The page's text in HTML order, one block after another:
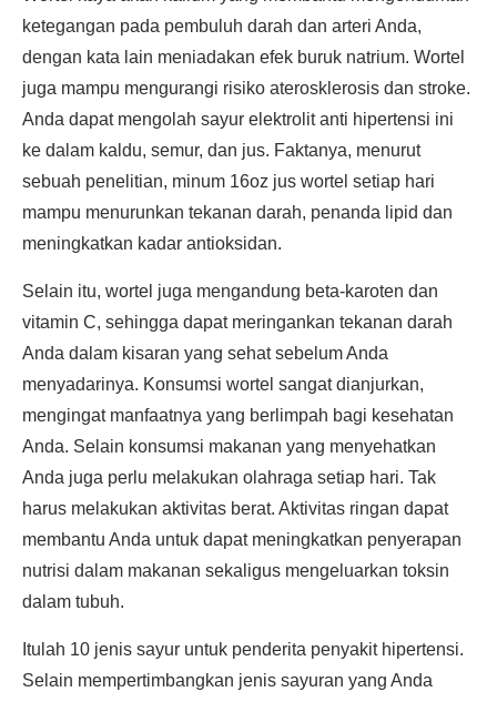
ketegangan pada pembuluh darah dan arteri Anda,
dengan kata lain meniadakan efek buruk natrium. Wortel
juga mampu mengurangi risiko aterosklerosis dan stroke.
Anda dapat mengolah sayur elektrolit anti hipertensi ini
ke dalam kaldu, semur, dan jus. Faktanya, menurut
sebuah penelitian, minum 16oz jus wortel setiap hari
mampu menurunkan tekanan darah, penanda lipid dan
meningkatkan kadar antioksidan.
Selain itu, wortel juga mengandung beta-karoten dan
vitamin C, sehingga dapat meringankan tekanan darah
Anda dalam kisaran yang sehat sebelum Anda
menyadarinya. Konsumsi wortel sangat dianjurkan,
mengingat manfaatnya yang berlimpah bagi kesehatan
Anda. Selain konsumsi makanan yang menyehatkan
Anda juga perlu melakukan olahraga setiap hari. Tak
harus melakukan aktivitas berat. Aktivitas ringan dapat
membantu Anda untuk dapat meningkatkan penyerapan
nutrisi dalam makanan sekaligus mengeluarkan toksin
dalam tubuh.
Itulah 10 jenis sayur untuk penderita penyakit hipertensi.
Selain mempertimbangkan jenis sayuran yang Anda